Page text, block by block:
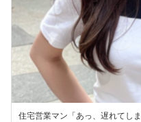
住宅営業マン「あっ、遅れてし